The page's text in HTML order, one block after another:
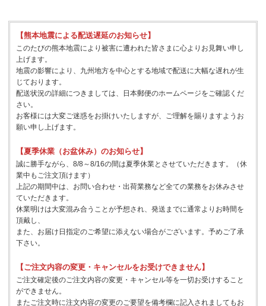
【熊本地震による配送遅延のお知らせ】
このたびの熊本地震により被害に遭われた皆さまに心よりお見舞い申し
上げます。
地震の影響により、九州地方を中心とする地域で配送に大幅な遅れが生
じております。
配送状況の詳細につきましては、日本郵便のホームページをご確認くだ
さい。
お客様には大変ご迷惑をお掛けいたしますが、ご理解を賜りますようお
願い申し上げます。
【夏季休業（お盆休み）のお知らせ】
誠に勝手ながら、8/8～8/16の間は夏季休業とさせていただきます。（休
業中もご注文頂けます）
上記の期間中は、お問い合わせ・出荷業務など全ての業務をお休みさせ
ていただきます。
休業明けは大変混み合うことが予想され、発送までに通常よりお時間を
頂戴し、
また、お届け日指定のご希望に添えない場合がございます。予めご了承
下さい。
【ご注文内容の変更・キャンセルをお受けできません】
ご注文確定後のご注文内容の変更・キャンセル等を一切お受けすること
ができません。
またご注文時に注文内容の変更のご要望を備考欄に記入されましてもお